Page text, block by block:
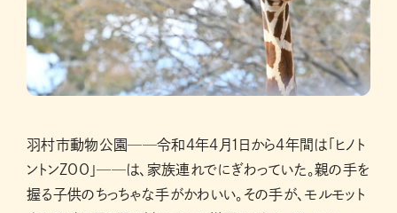
羽村市動物公園──令和4年4月1日から4年間は「ヒノト
ントンZOO」──は、家族連れでにぎわっていた。親の手を
握る子供のちっちゃな手がかわいい。その手が、モルモット